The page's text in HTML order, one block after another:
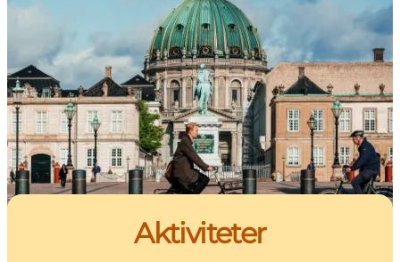
Planlæg din tur
CopenPay
Copenhagen Card
Aktiviteter